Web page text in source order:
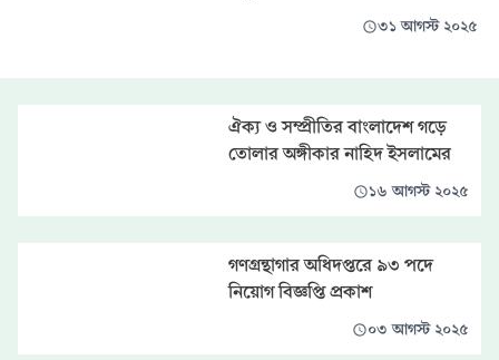
৩১ আগস্ট ২০২৫
ঐক্য ও সম্প্রীতির বাংলাদেশ গড়ে
তোলার অঙ্গীকার নাহিদ ইসলামের
১৬ আগস্ট ২০২৫
গণগ্রন্থাগার অধিদপ্তরে ৯৩ পদে
নিয়োগ বিজ্ঞপ্তি প্রকাশ
০৩ আগস্ট ২০২৫